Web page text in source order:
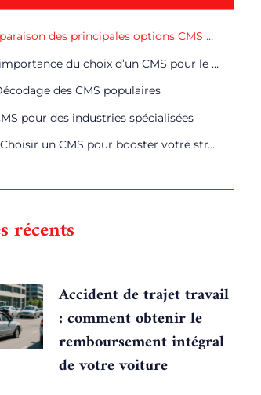
Comparaison des principales options CMS pour une entreprise dynamique
L’importance du choix d’un CMS pour le dynamisme de votre entreprise
des CMS populaires
pour des industries spécialisées
. Choisir un CMS pour booster votre stratégie numérique
récents
Accident de trajet travail
: comment obtenir le
remboursement intégral
de votre voiture